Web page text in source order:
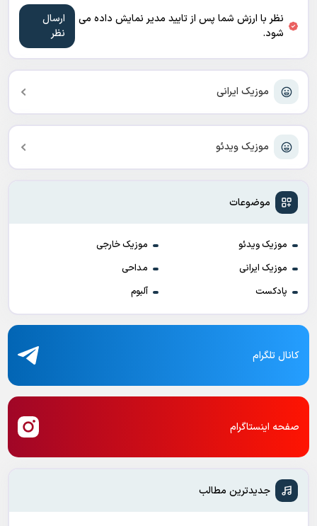
موزیک ایرانی
موزیک ویدئو
موضوعات
موزیک ویدئو
موزیک خارجی
موزیک ایرانی
مداحی
پادکست
آلبوم
نظر با ارزش شما پس از تایید مدیر نمایش داده می
شود.
کانال تلگرام
صفحه اینستاگرام
جدیدترین مطالب